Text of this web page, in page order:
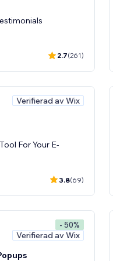
2.7(261)
Verifierad av Wix
For Your E-
3.8(69)
- 50%
Verifierad av Wix